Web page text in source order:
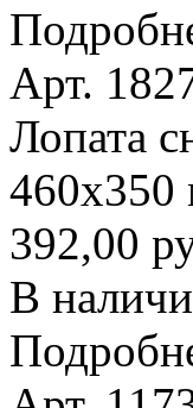
Арт.
Лопата
392,00
В